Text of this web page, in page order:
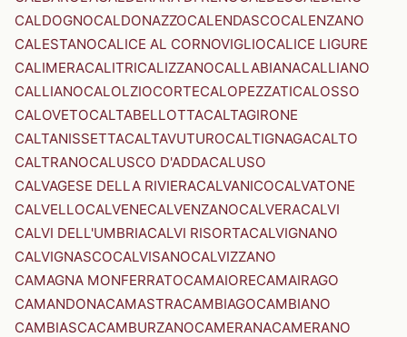
CALDOGNOCALDONAZZOCALENDASCOCALENZANO
CALESTANOCALICE AL CORNOVIGLIOCALICE LIGURE
CALIMERACALITRICALIZZANOCALLABIANACALLIANO
CALLIANOCALOLZIOCORTECALOPEZZATICALOSSO
CALOVETOCALTABELLOTTACALTAGIRONE
CALTANISSETTACALTAVUTUROCALTIGNAGACALTO
CALTRANOCALUSCO D'ADDACALUSO
CALVAGESE DELLA RIVIERACALVANICOCALVATONE
CALVELLOCALVENECALVENZANOCALVERACALVI
CALVI DELL'UMBRIACALVI RISORTACALVIGNANO
CALVIGNASCOCALVISANOCALVIZZANO
CAMAGNA MONFERRATOCAMAIORECAMAIRAGO
CAMANDONACAMASTRACAMBIAGOCAMBIANO
CAMBIASCACAMBURZANOCAMERANACAMERANO